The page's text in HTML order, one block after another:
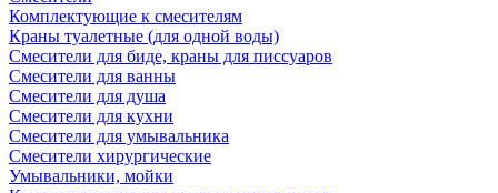
Комплектующие к смесителям
Краны туалетные (для одной воды)
Смесители для биде, краны для писсуаров
Смесители для ванны
Смесители для душа
Смесители для кухни
Смесители для умывальника
Смесители хирургические
Умывальники, мойки